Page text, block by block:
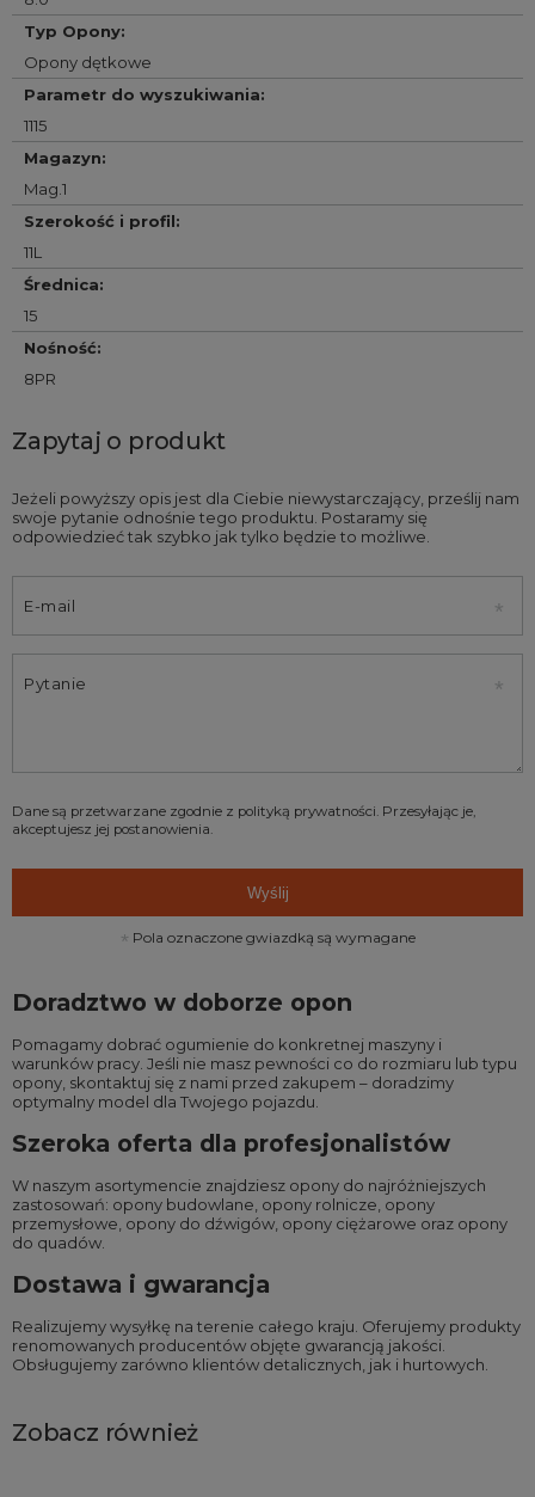
Typ Opony:
Opony dętkowe
Parametr do wyszukiwania:
1115
Magazyn:
Mag.1
Szerokość i profil:
11L
Średnica:
15
Nośność:
8PR
Zapytaj o produkt
Jeżeli powyższy opis jest dla Ciebie niewystarczający, prześlij nam
swoje pytanie odnośnie tego produktu. Postaramy się
odpowiedzieć tak szybko jak tylko będzie to możliwe.
E-mail
Pytanie
Dane są przetwarzane zgodnie z polityką prywatności. Przesyłając je,
akceptujesz jej postanowienia.
Wyślij
Pola oznaczone gwiazdką są wymagane
Doradztwo w doborze opon
Pomagamy dobrać ogumienie do konkretnej maszyny i
warunków pracy. Jeśli nie masz pewności co do rozmiaru lub typu
opony, skontaktuj się z nami przed zakupem – doradzimy
optymalny model dla Twojego pojazdu.
Szeroka oferta dla profesjonalistów
W naszym asortymencie znajdziesz opony do najróżniejszych
zastosowań: opony budowlane opony rolnicze opony
przemysłowe opony do dźwigów opony ciężarowe oraz opony
do quadów
Dostawa i gwarancja
Realizujemy wysyłkę na terenie całego kraju. Oferujemy produkty
renomowanych producentów objęte gwarancją jakości.
Obsługujemy zarówno klientów detalicznych, jak i hurtowych.
Zobacz również